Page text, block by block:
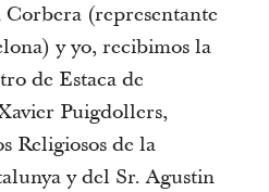
(representante
y yo, recibimos la
de Estaca de
Puigdollers,
Religiosos de la
y del Sr. Agustin